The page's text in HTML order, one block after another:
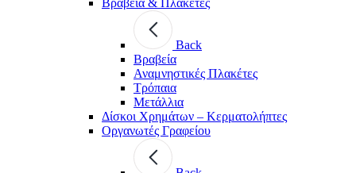
Back
Βραβεία
Αναμνηστικές Πλακέτες
Τρόπαια
Μετάλλια
Δίσκοι Χρημάτων – Κερματολήπτες
Οργανωτές Γραφείου